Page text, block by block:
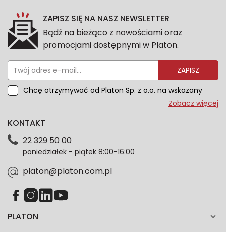
ZAPISZ SIĘ NA NASZ NEWSLETTER
Bądź na bieżąco z nowościami oraz
promocjami dostępnymi w Platon.
ZAPISZ
Chcę otrzymywać od Platon Sp. z o.o. na wskazany
przeze mnie adres e-mail informacje marketingowe
dotyczące danych osobowych znajdziesz w naszej
każdym czasie. Wycofanie zgody nie wpłynie na
zgodność z prawem przetwarzania dokonanego przed
Zobacz więcej
PLATON
KONTAKT
22 329 50 00
poniedziałek - piątek 8:00-16:00
platon@platon.com.pl